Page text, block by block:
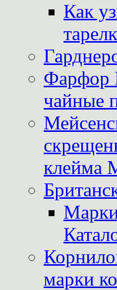
Как
Фарфор
чайные
клейма
марки